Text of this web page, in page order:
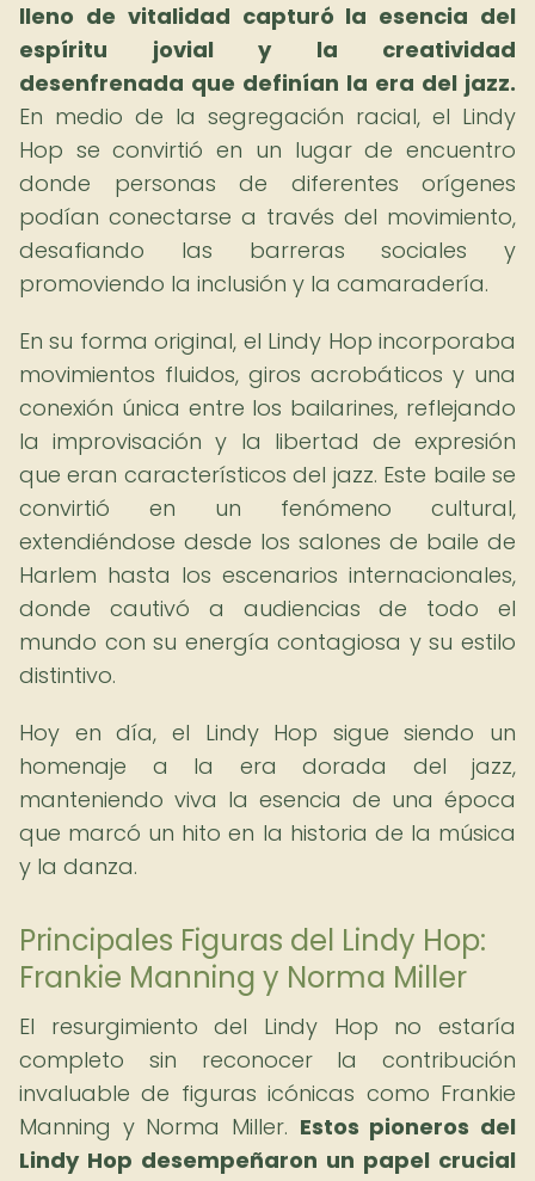
lleno de vitalidad capturó la esencia del
espíritu jovial y la creatividad
desenfrenada que definían la era del jazz.
En medio de la segregación racial, el Lindy
Hop se convirtió en un lugar de encuentro
donde personas de diferentes orígenes
podían conectarse a través del movimiento,
desafiando las barreras sociales y
promoviendo la inclusión y la camaradería.
En su forma original, el Lindy Hop incorporaba
movimientos fluidos, giros acrobáticos y una
conexión única entre los bailarines, reflejando
la improvisación y la libertad de expresión
que eran característicos del jazz. Este baile se
convirtió en un fenómeno cultural,
extendiéndose desde los salones de baile de
Harlem hasta los escenarios internacionales,
donde cautivó a audiencias de todo el
mundo con su energía contagiosa y su estilo
distintivo.
Hoy en día, el Lindy Hop sigue siendo un
homenaje a la era dorada del jazz,
manteniendo viva la esencia de una época
que marcó un hito en la historia de la música
y la danza.
Principales Figuras del Lindy Hop:
Frankie Manning y Norma Miller
El resurgimiento del Lindy Hop no estaría
completo sin reconocer la contribución
invaluable de figuras icónicas como Frankie
Manning y Norma Miller. Estos pioneros del
Lindy Hop desempeñaron un papel crucial